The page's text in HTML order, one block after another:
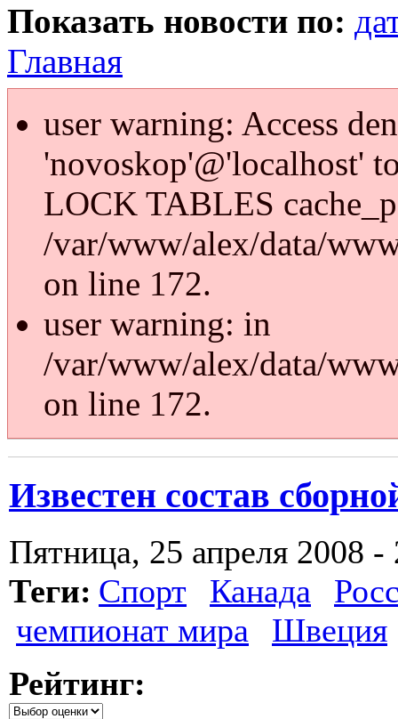
Показать новости по:
Главная
user warning: Access
'novoskop'@'localhost'
LOCK TABLES
/var/www/alex/data/
on line 172.
user warning: in
/var/www/alex/data/
on line 172.
Известен состав
Пятница, 25 апреля 2008 -
Теги: Спорт Канада
чемпионат мира
Швеция
Рейтинг: